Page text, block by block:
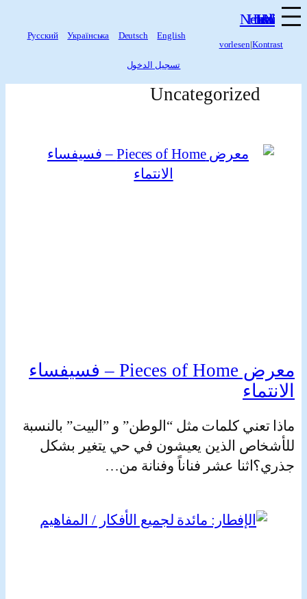
vorlesen
Deutsch
Українська
Русский
تسجيل الدخول
Uncategorized
معرض Pieces of Home – فسيفساء
كلمات مثل “الوطن” و ”البيت” بالنسبة
الذين يعيشون في حي يتغير بشكل
عشر فناناً وفنانة من…